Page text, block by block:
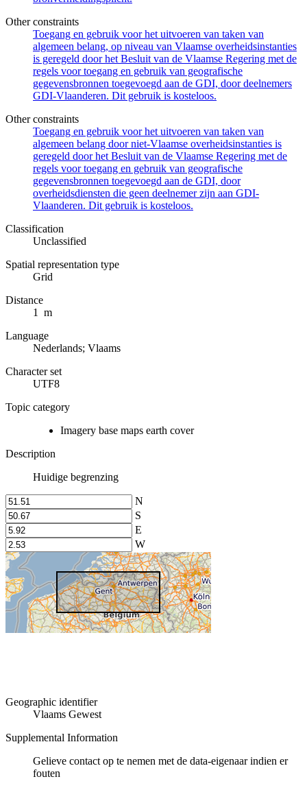
Other constraints
Toegang en gebruik voor het uitvoeren van taken van
algemeen belang, op niveau van Vlaamse overheidsinstanties
is geregeld door het Besluit van de Vlaamse Regering met de
regels voor toegang en gebruik van geografische
gegevensbronnen toegevoegd aan de GDI, door deelnemers
GDI-Vlaanderen. Dit gebruik is kosteloos.
Other constraints
Toegang en gebruik voor het uitvoeren van taken van
algemeen belang door niet-Vlaamse overheidsinstanties is
geregeld door het Besluit van de Vlaamse Regering met de
regels voor toegang en gebruik van geografische
gegevensbronnen toegevoegd aan de GDI, door
overheidsdiensten die geen deelnemer zijn aan GDI-
Vlaanderen. Dit gebruik is kosteloos.
Classification
Unclassified
Spatial representation type
Grid
Distance
1 m
Language
Nederlands; Vlaams
Character set
UTF8
Topic category
Imagery base maps earth cover
Description
Huidige begrenzing
N
S
E
W
Geographic identifier
Vlaams Gewest
Supplemental Information
Gelieve contact op te nemen met de data-eigenaar indien er
fouten